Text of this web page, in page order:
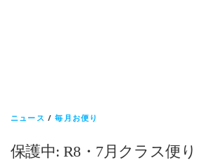
ニュース /毎月お便り
保護中: R8・7月クラス便